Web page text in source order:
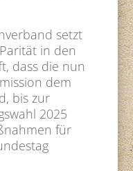
setzt
in den
dass die nun
dem
bis zur
2025
für